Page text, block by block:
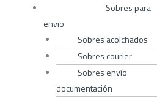
Sobres para
envio
Sobres acolchados
Sobres courier
Sobres envío
documentación